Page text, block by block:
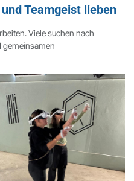
Teamgeist lieben
Viele suchen nach
gemeinsamen